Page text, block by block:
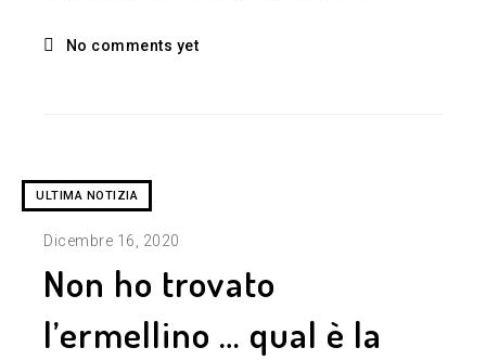
No comments yet
ULTIMA NOTIZIA
Dicembre 16, 2020
Non ho trovato
l’ermellino … qual è la